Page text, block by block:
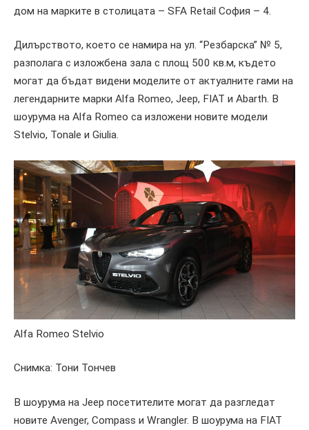
дом на марките в столицата – SFA Retail София – 4.
Дилърството, което се намира на ул. “Резбарска” № 5,
разполага с изложбена зала с площ 500 кв.м, където
могат да бъдат видени моделите от актуалните гами на
легендарните марки Alfa Romeo, Jeep, FIAT и Abarth. В
шоурума на Alfa Romeo са изложени новите модели
Stelvio, Tonale и Giulia.
Alfa Romeo Stelvio
Снимка: Тони Тончев
В шоурума на Jeep посетителите могат да разгледат
новите Avenger, Compass и Wrangler. В шоурума на FIAT